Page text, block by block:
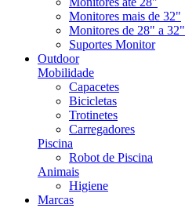
Monitores mais de 32"
Monitores de 28" a 32"
Suportes Monitor
Outdoor
Mobilidade
Capacetes
Bicicletas
Trotinetes
Carregadores
Piscina
Robot de Piscina
Animais
Higiene
Marcas